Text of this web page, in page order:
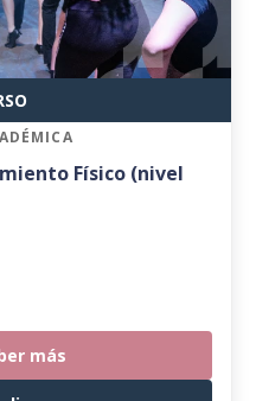
Físico (nivel
más